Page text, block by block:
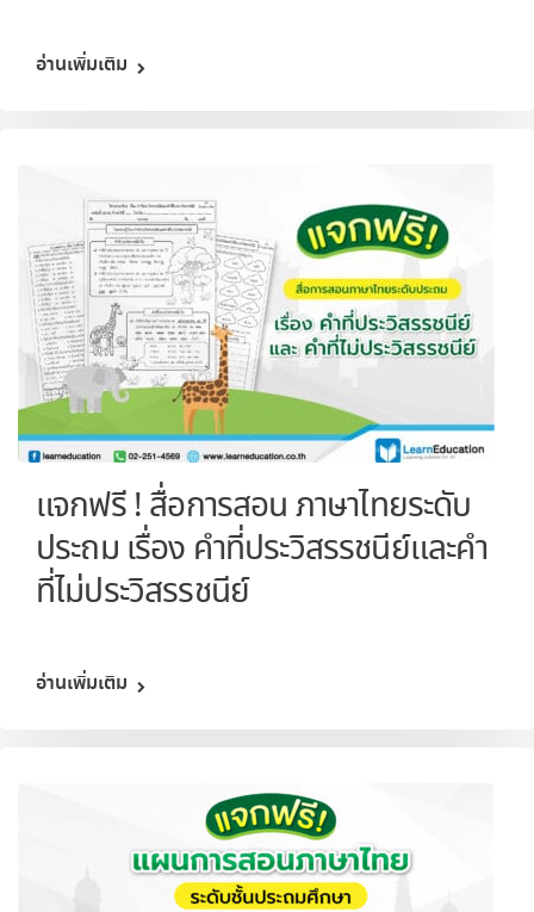
อ่านเพิ่มเติม
แจกฟรี ! สื่อการสอน ภาษาไทยระดับ
ประถม เรื่อง คำที่ประวิสรรชนีย์และคำ
ที่ไม่ประวิสรรชนีย์
อ่านเพิ่มเติม